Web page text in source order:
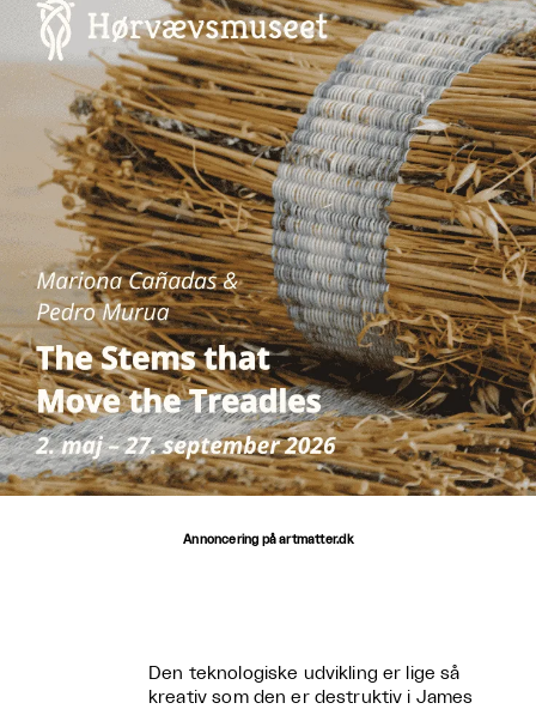
Annoncering på artmatter.dk
Den teknologiske udvikling er lige så
kreativ som den er destruktiv i James